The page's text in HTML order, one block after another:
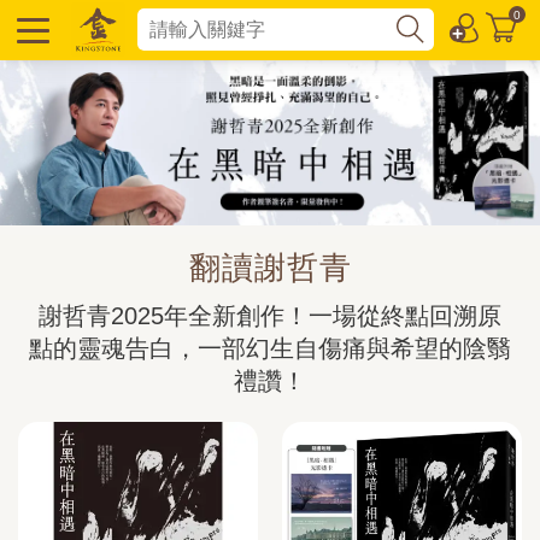
0
翻讀謝哲青
謝哲青2025年全新創作！一場從終點回溯原
點的靈魂告白，一部幻生自傷痛與希望的陰翳
禮讚！